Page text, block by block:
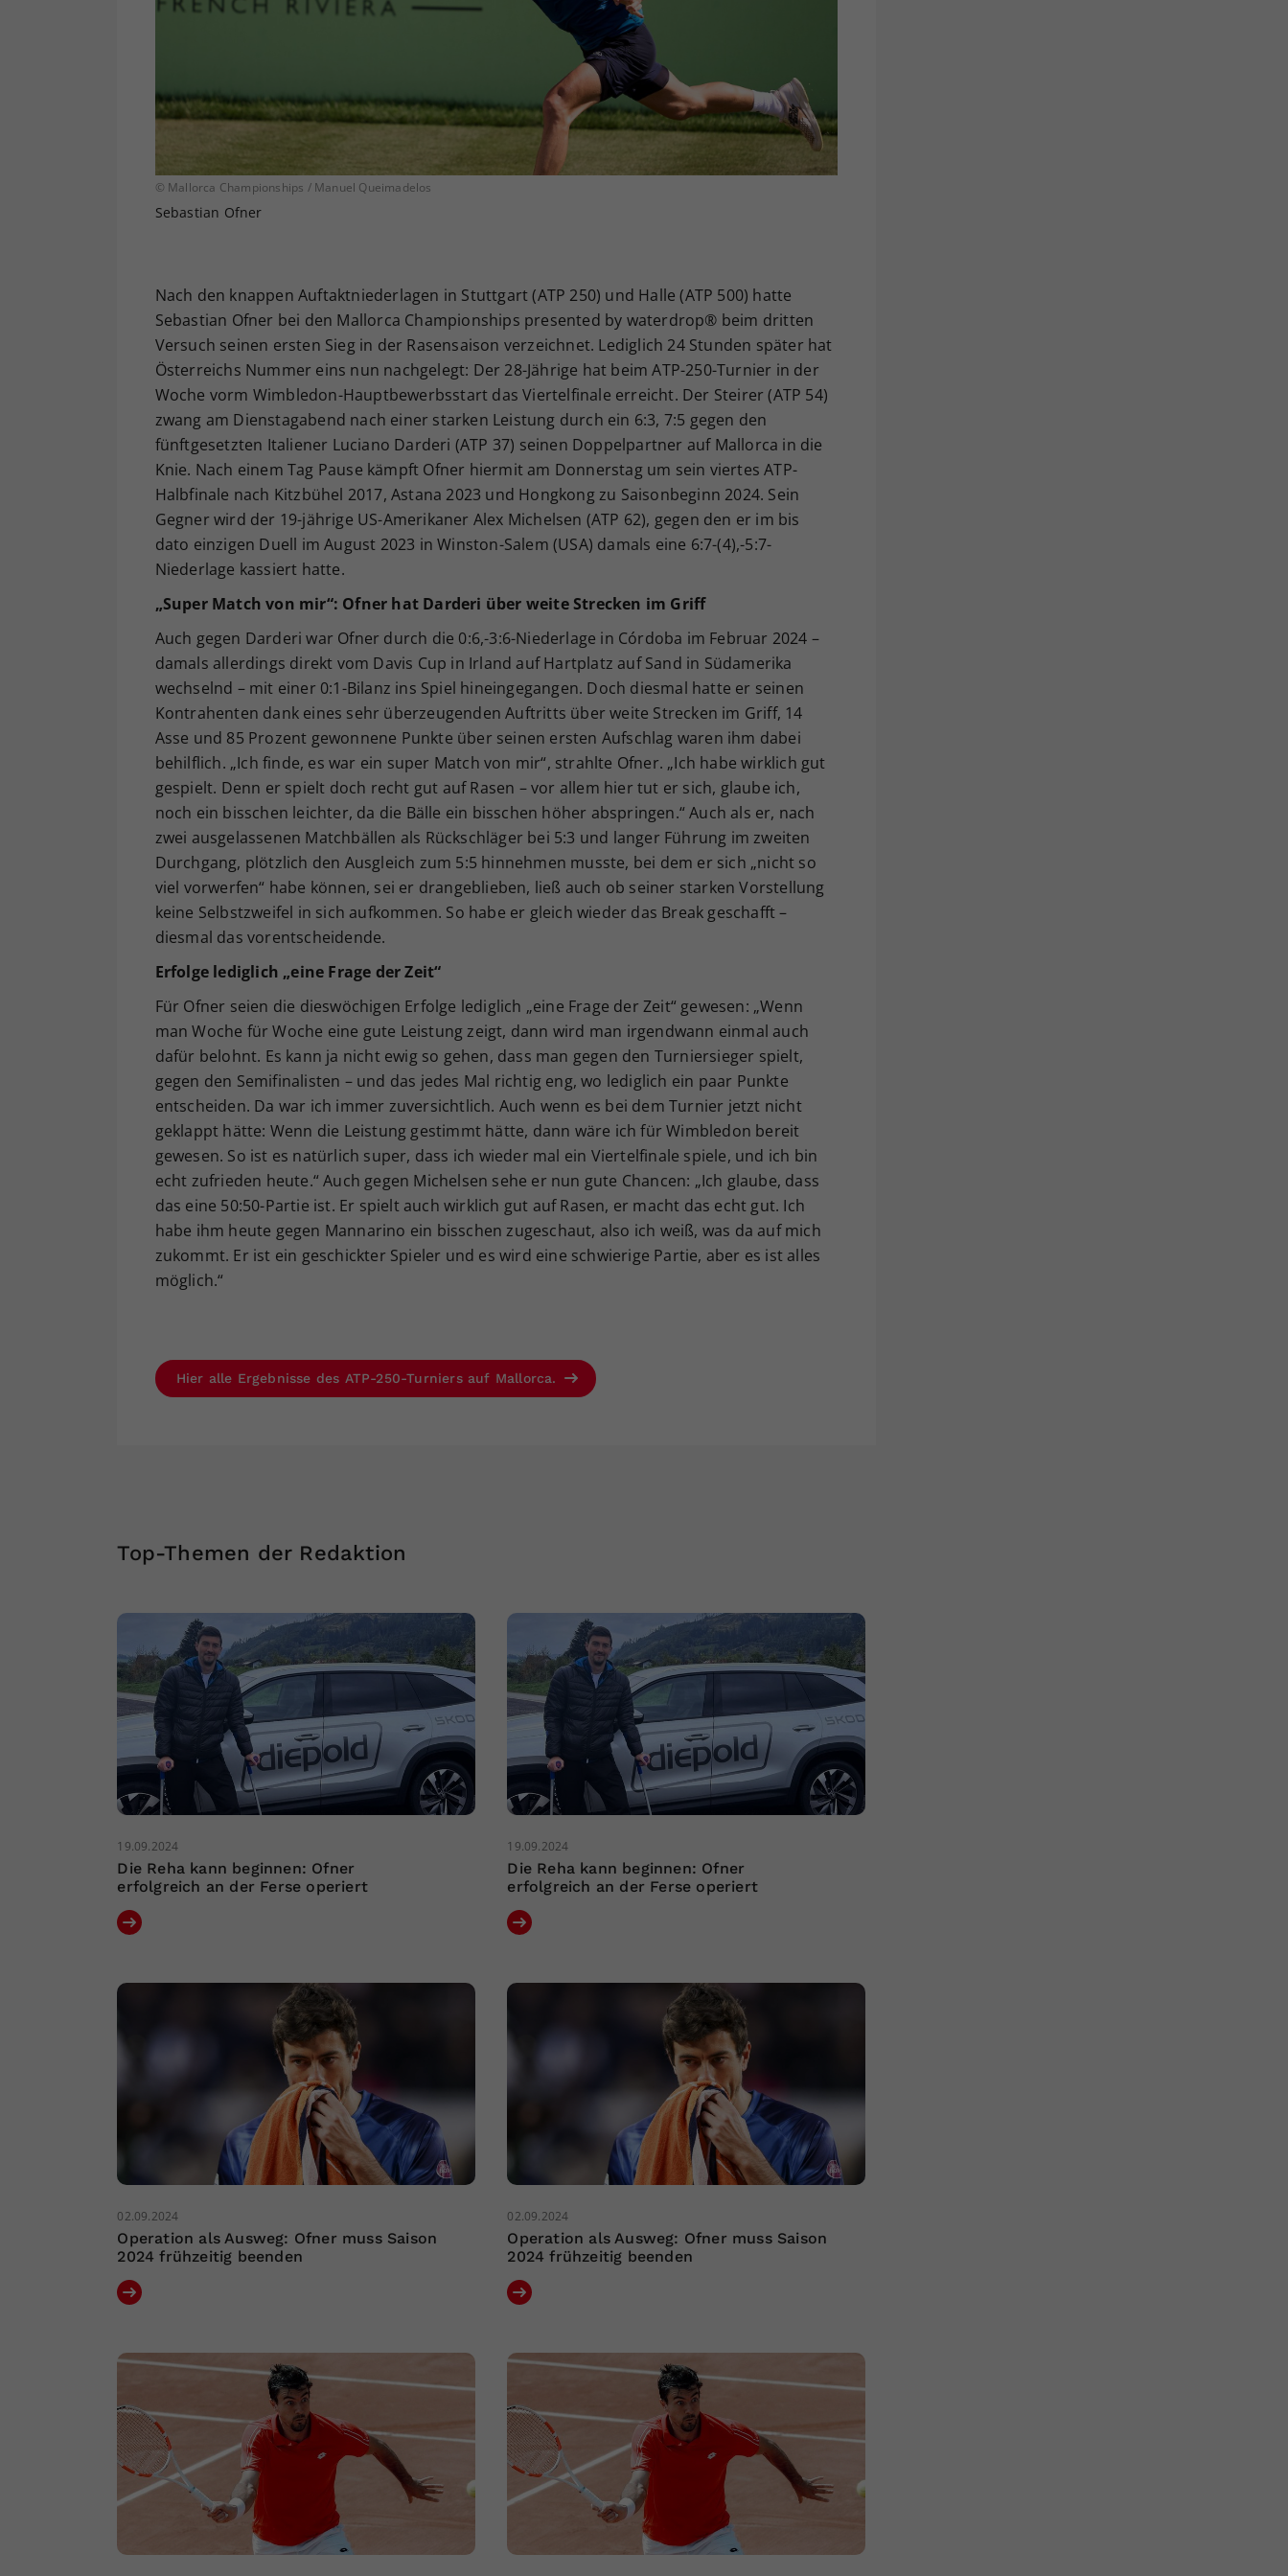
© Mallorca Championships / Manuel Queimadelos
Sebastian Ofner
Nach den knappen Auftaktniederlagen in Stuttgart (ATP 250) und Halle (ATP 500) hatte
Sebastian Ofner bei den Mallorca Championships presented by waterdrop® beim dritten
Versuch seinen ersten Sieg in der Rasensaison verzeichnet. Lediglich 24 Stunden später hat
Österreichs Nummer eins nun nachgelegt: Der 28-Jährige hat beim ATP-250-Turnier in der
Woche vorm Wimbledon-Hauptbewerbsstart das Viertelfinale erreicht. Der Steirer (ATP 54)
zwang am Dienstagabend nach einer starken Leistung durch ein 6:3, 7:5 gegen den
fünftgesetzten Italiener Luciano Darderi (ATP 37) seinen Doppelpartner auf Mallorca in die
Knie. Nach einem Tag Pause kämpft Ofner hiermit am Donnerstag um sein viertes ATP-
Halbfinale nach Kitzbühel 2017, Astana 2023 und Hongkong zu Saisonbeginn 2024. Sein
Gegner wird der 19-jährige US-Amerikaner Alex Michelsen (ATP 62), gegen den er im bis
dato einzigen Duell im August 2023 in Winston-Salem (USA) damals eine 6:7-(4),-5:7-
Niederlage kassiert hatte.
„Super Match von mir“: Ofner hat Darderi über weite Strecken im Griff
Auch gegen Darderi war Ofner durch die 0:6,-3:6-Niederlage in Córdoba im Februar 2024 –
damals allerdings direkt vom Davis Cup in Irland auf Hartplatz auf Sand in Südamerika
wechselnd – mit einer 0:1-Bilanz ins Spiel hineingegangen. Doch diesmal hatte er seinen
Kontrahenten dank eines sehr überzeugenden Auftritts über weite Strecken im Griff, 14
Asse und 85 Prozent gewonnene Punkte über seinen ersten Aufschlag waren ihm dabei
behilflich. „Ich finde, es war ein super Match von mir“, strahlte Ofner. „Ich habe wirklich gut
gespielt. Denn er spielt doch recht gut auf Rasen – vor allem hier tut er sich, glaube ich,
noch ein bisschen leichter, da die Bälle ein bisschen höher abspringen.“ Auch als er, nach
zwei ausgelassenen Matchbällen als Rückschläger bei 5:3 und langer Führung im zweiten
Durchgang, plötzlich den Ausgleich zum 5:5 hinnehmen musste, bei dem er sich „nicht so
viel vorwerfen“ habe können, sei er drangeblieben, ließ auch ob seiner starken Vorstellung
keine Selbstzweifel in sich aufkommen. So habe er gleich wieder das Break geschafft –
diesmal das vorentscheidende.
Erfolge lediglich „eine Frage der Zeit“
Für Ofner seien die dieswöchigen Erfolge lediglich „eine Frage der Zeit“ gewesen: „Wenn
man Woche für Woche eine gute Leistung zeigt, dann wird man irgendwann einmal auch
dafür belohnt. Es kann ja nicht ewig so gehen, dass man gegen den Turniersieger spielt,
gegen den Semifinalisten – und das jedes Mal richtig eng, wo lediglich ein paar Punkte
entscheiden. Da war ich immer zuversichtlich. Auch wenn es bei dem Turnier jetzt nicht
geklappt hätte: Wenn die Leistung gestimmt hätte, dann wäre ich für Wimbledon bereit
gewesen. So ist es natürlich super, dass ich wieder mal ein Viertelfinale spiele, und ich bin
echt zufrieden heute.“ Auch gegen Michelsen sehe er nun gute Chancen: „Ich glaube, dass
das eine 50:50-Partie ist. Er spielt auch wirklich gut auf Rasen, er macht das echt gut. Ich
habe ihm heute gegen Mannarino ein bisschen zugeschaut, also ich weiß, was da auf mich
zukommt. Er ist ein geschickter Spieler und es wird eine schwierige Partie, aber es ist alles
möglich.“
Hier alle Ergebnisse des ATP-250-Turniers auf Mallorca.
Top-Themen der Redaktion
19.09.2024
Die Reha kann beginnen: Ofner
erfolgreich an der Ferse operiert
19.09.2024
Die Reha kann beginnen: Ofner
erfolgreich an der Ferse operiert
02.09.2024
Operation als Ausweg: Ofner muss Saison
2024 frühzeitig beenden
02.09.2024
Operation als Ausweg: Ofner muss Saison
2024 frühzeitig beenden
Ihrer vorgenommen Einstellungen, falls der
Webseiten-Betreiber dies eingestellt hat.